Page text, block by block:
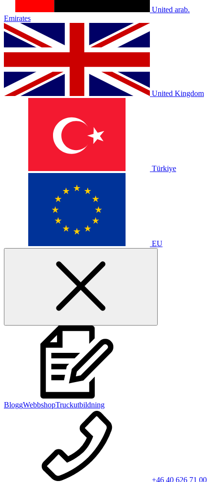
United arab.
Emirates
United Kingdom
Türkiye
EU
BloggWebbshopTruckutbildning
+46 40 626 71 00